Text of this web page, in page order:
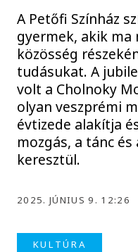
A Petőfi Színház
gyermek, akik
közösség
tudásukat. A
volt a Cholnoky
olyan veszprémi
évtizede alakítja
mozgás, a tánc
keresztül.
2025. JÚNIUS 9. 12:26
KULTÚRA